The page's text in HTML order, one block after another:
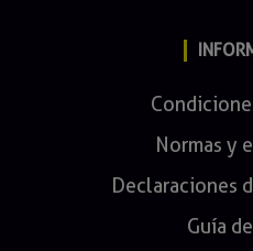
Normas y
Declaraciones
Guía